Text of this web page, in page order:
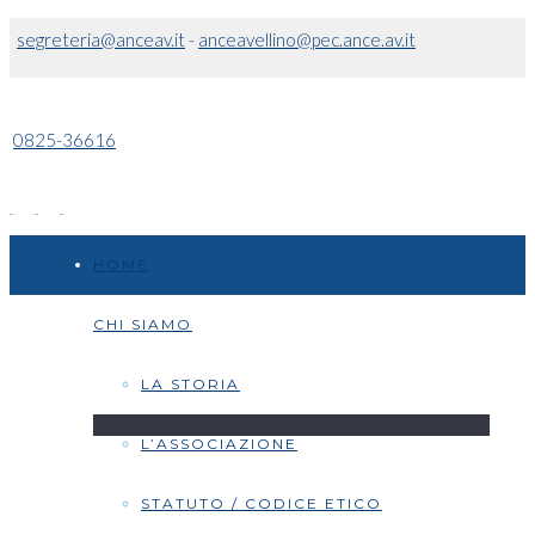
segreteria@anceav.it- anceavellino@pec.ance.av.it
0825-36616
CHI SIAMO
LA STORIA
L’ASSOCIAZIONE
STATUTO / CODICE ETICO